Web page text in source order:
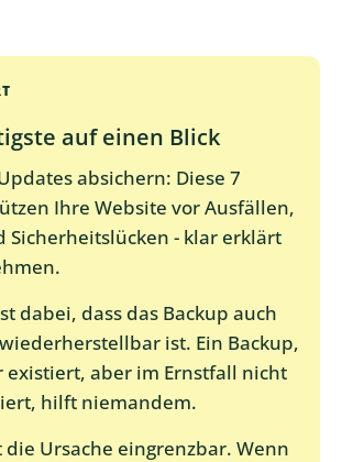
auf einen Blick
absichern: Diese 7
Ihre Website vor Ausfällen,
Sicherheitslücken - klar erklärt
dabei, dass das Backup auch
ist. Ein Backup,
existiert, aber im Ernstfall nicht
hilft niemandem.
die Ursache eingrenzbar. Wenn